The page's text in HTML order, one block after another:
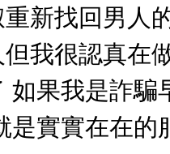
新找回男人
我很認真在
如果我是詐騙
是實實在在的